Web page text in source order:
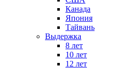
Канада
Япония
Тайвань
Выдержка
8 лет
10 лет
12 лет